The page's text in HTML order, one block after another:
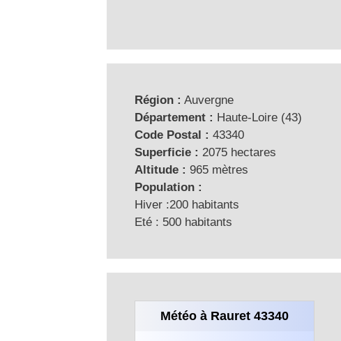
Région : Auvergne
Département : Haute-Loire (43)
Code Postal : 43340
Superficie : 2075 hectares
Altitude : 965 mètres
Population :
Hiver :200 habitants
Eté : 500 habitants
Météo à Rauret 43340